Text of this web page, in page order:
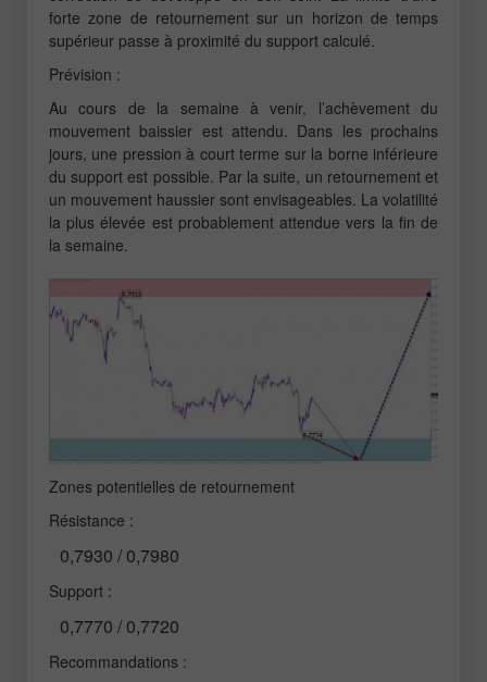
forte zone de retournement sur un horizon de temps
supérieur passe à proximité du support calculé.
Prévision :
Au cours de la semaine à venir, l’achèvement du
mouvement baissier est attendu. Dans les prochains
jours, une pression à court terme sur la borne inférieure
du support est possible. Par la suite, un retournement et
un mouvement haussier sont envisageables. La volatilité
la plus élevée est probablement attendue vers la fin de
la semaine.
Zones potentielles de retournement
Résistance :
0,7930 / 0,7980
Support :
0,7770 / 0,7720
Recommandations :